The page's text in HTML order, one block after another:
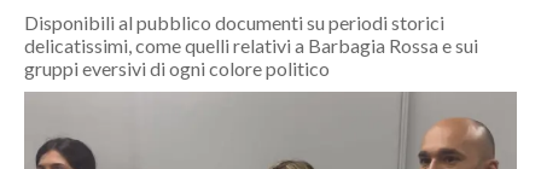
ECONOMIA
SERVIZI ALLE IMPRESE
BANDI
Disponibili al pubblico documenti su periodi storici
delicatissimi, come quelli relativi a Barbagia Rossa e sui
gruppi eversivi di ogni colore politico